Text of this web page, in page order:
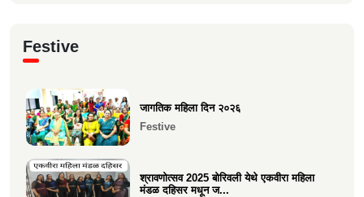
चे प्रकाशन
Festive
जागतिक महिला दिन २०२६
Festive
श्रावणोत्सव 2025 बोरिवली येथे एकवीरा महिला
मंडळ दहिसर मधून ज...